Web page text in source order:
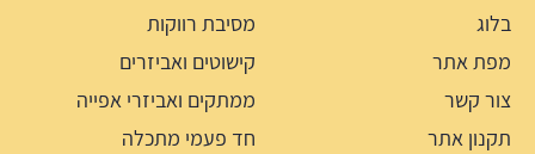
בלוג
מפת אתר
צור קשר
תקנון אתר
מסיבת רווקות
קישוטים ואביזרים
ממתקים ואביזרי אפייה
חד פעמי מתכלה